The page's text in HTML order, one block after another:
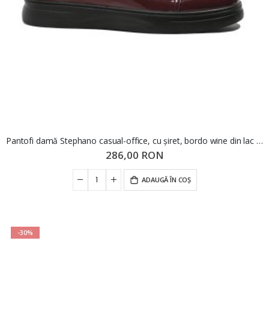
Pantofi damă Stephano casual-office, cu șiret, bordo wine din lac KIVA3113
286,00 RON
ADAUGĂ ÎN COȘ
-30%